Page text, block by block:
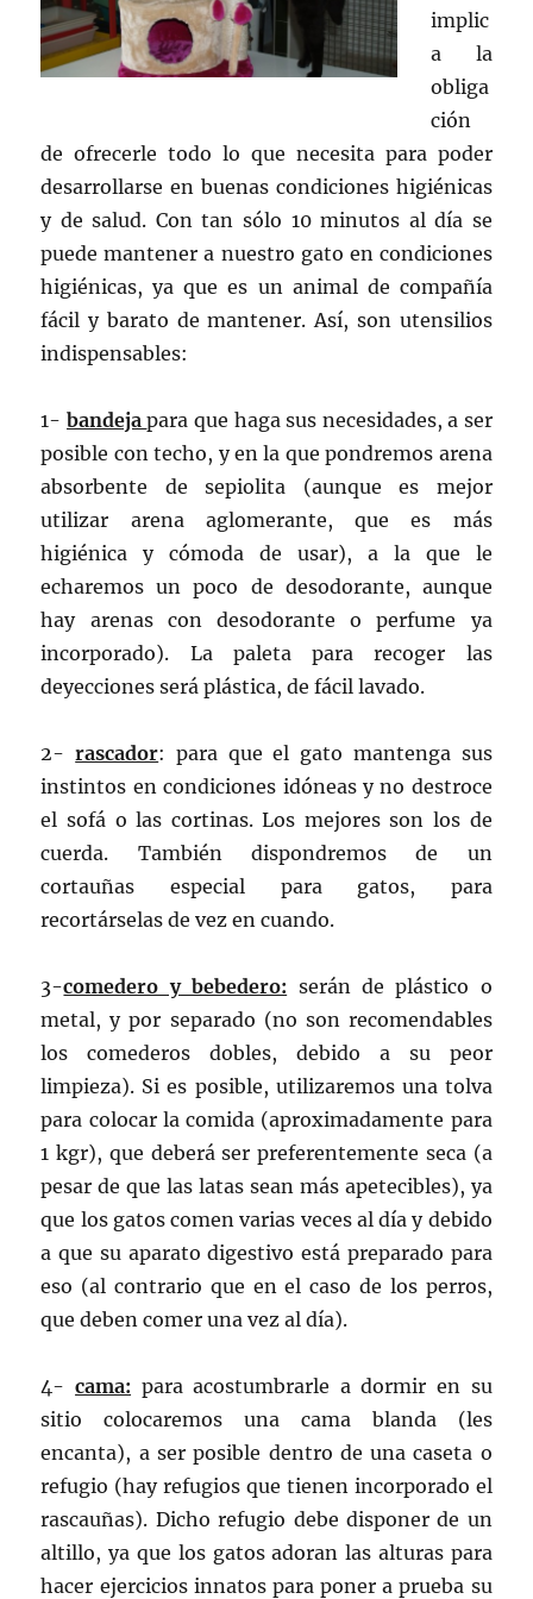
implic
a la
obliga
ción
de ofrecerle todo lo que necesita para poder
desarrollarse en buenas condiciones higiénicas
y de salud. Con tan sólo 10 minutos al día se
puede mantener a nuestro gato en condiciones
higiénicas, ya que es un animal de compañía
fácil y barato de mantener. Así, son utensilios
indispensables:
1- bandejapara que haga sus necesidades, a ser
posible con techo, y en la que pondremos arena
absorbente de sepiolita (aunque es mejor
utilizar arena aglomerante, que es más
higiénica y cómoda de usar), a la que le
echaremos un poco de desodorante, aunque
hay arenas con desodorante o perfume ya
incorporado). La paleta para recoger las
deyecciones será plástica, de fácil lavado.
2-rascador: para que el gato mantenga sus
instintos en condiciones idóneas y no destroce
el sofá o las cortinas. Los mejores son los de
cuerda. También dispondremos de un
cortauñas especial para gatos, para
recortárselas de vez en cuando.
3-comedero y bebedero: serán de plástico o
metal, y por separado (no son recomendables
los comederos dobles, debido a su peor
limpieza). Si es posible, utilizaremos una tolva
para colocar la comida (aproximadamente para
1 kgr), que deberá ser preferentemente seca (a
pesar de que las latas sean más apetecibles), ya
que los gatos comen varias veces al día y debido
a que su aparato digestivo está preparado para
eso (al contrario que en el caso de los perros,
que deben comer una vez al día).
4-cama: para acostumbrarle a dormir en su
sitio colocaremos una cama blanda (les
encanta), a ser posible dentro de una caseta o
refugio (hay refugios que tienen incorporado el
rascauñas). Dicho refugio debe disponer de un
altillo, ya que los gatos adoran las alturas para
hacer ejercicios innatos para poner a prueba su